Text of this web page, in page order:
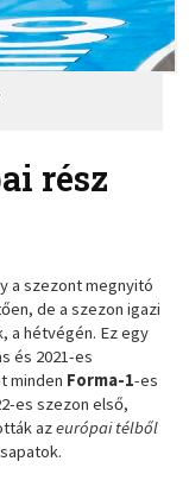
rész
a szezont megnyitó
de a szezon igazi
a hétvégén. Ez egy
és 2021-es
minden Forma-1-es
es szezon első,
azeurópai télből